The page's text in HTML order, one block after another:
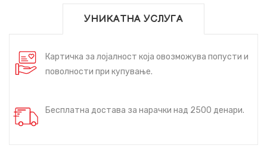
УНИКАТНА УСЛУГА
Картичка за лојалност која овозможува попусти и
поволности при купување.
Бесплатна достава за нарачки над 2500 денари.